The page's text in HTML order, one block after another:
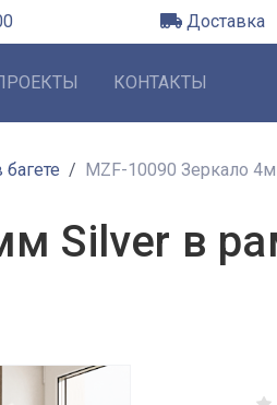
Доставка
КОНТАКТЫ
MZF-10090 Зеркало
Silver в